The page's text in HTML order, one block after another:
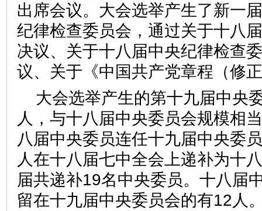
出席会议。大会选举产生了新一
纪律检查委员会，通过关于十八
决议、关于十八届中央纪律检查
议、关于《中国共产党章程（修
大会选举产生的第十九届中央
人，与十八届中央委员会规模相
八届中央委员连任十九届中央委
人在十八届七中全会上递补为十
届共递补19名中央委员。十八届
留在十九届中央委员会的有12人